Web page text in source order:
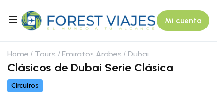
Mi cuenta
Home Tours Emiratos Arabes Dubai
Clásicos de Dubai Serie Clásica
Circuitos